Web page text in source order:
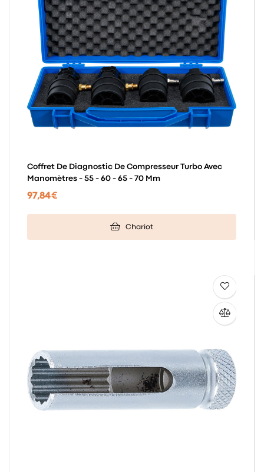
Coffret De Diagnostic De Compresseur Turbo Avec
Manomètres - 55 - 60 - 65 - 70 Mm
97,84 €
Chariot